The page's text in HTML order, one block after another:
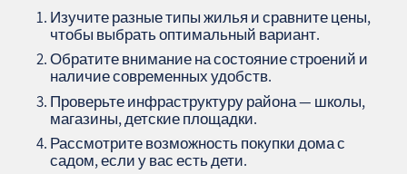
Изучите разные типы жилья и сравните цены,
чтобы выбрать оптимальный вариант.
Обратите внимание на состояние строений и
наличие современных удобств.
Проверьте инфраструктуру района — школы,
магазины, детские площадки.
Рассмотрите возможность покупки дома с
садом, если у вас есть дети.